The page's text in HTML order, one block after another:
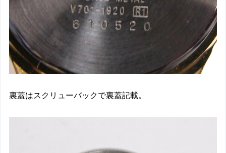
裏蓋はスクリューバックで裏蓋記載。